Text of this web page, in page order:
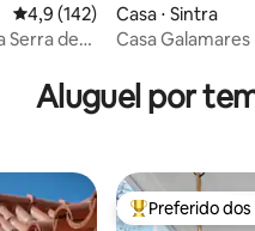
4,9 de uma avaliação média
4,9 (142)
Serra de
Casa ⋅ Sintra
Casa Galamares
Aluguel por
hóspedes Entre os
Preferido